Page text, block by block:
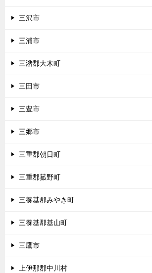
三沢市
三浦市
三潴郡大木町
三田市
三豊市
三郷市
三重郡朝日町
三重郡菰野町
三養基郡みやき町
三養基郡基山町
三鷹市
上伊那郡中川村